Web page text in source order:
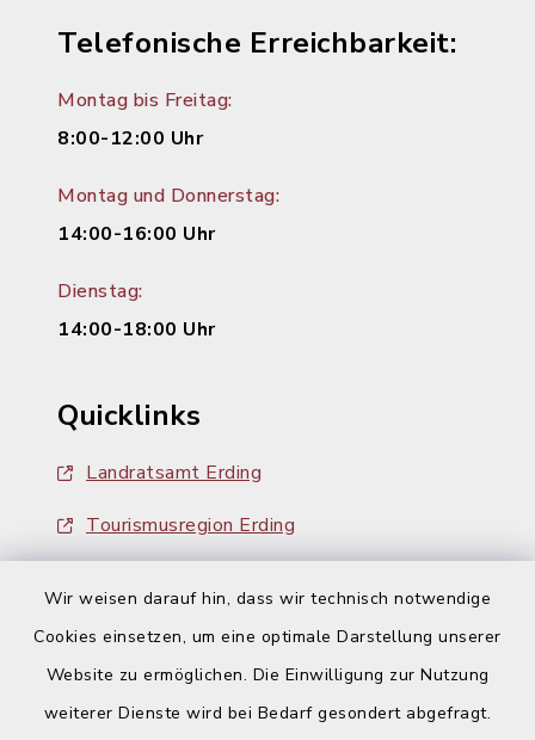
Wir weisen darauf hin, dass wir technisch notwendige
Cookies einsetzen, um eine optimale Darstellung unserer
Website zu ermöglichen. Die Einwilligung zur Nutzung
weiterer Dienste wird bei Bedarf gesondert abgefragt.
Telefonische Erreichbarkeit:
Montag bis Freitag:
8:00-12:00 Uhr
Montag und Donnerstag:
14:00-16:00 Uhr
Dienstag:
14:00-18:00 Uhr
Quicklinks
Landratsamt Erding
Tourismusregion Erding